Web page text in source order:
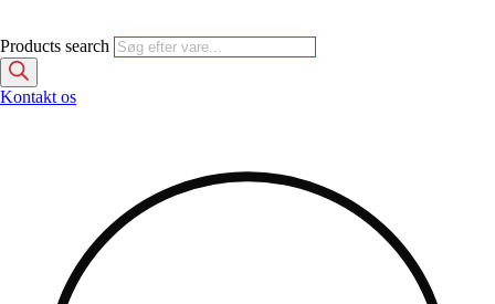
Products search
Kontakt os